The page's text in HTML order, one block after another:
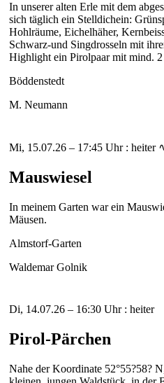
In unserer alten Erle mit dem
sich täglich ein Stelldichein:
Hohlräume, Eichelhäher,
Schwarz-und Singdrosseln mit
Highlight ein Pirolpaar mit mind.
Böddenstedt
M. Neumann
Mi, 15.07.26 – 17:45 Uhr : heiter
Mauswiesel
In meinem Garten war ein
Mäusen.
Almstorf-Garten
Waldemar Golnik
Di, 14.07.26 – 16:30 Uhr : heiter
Pirol-Pärchen
Nahe der Koordinate 52°55?58?